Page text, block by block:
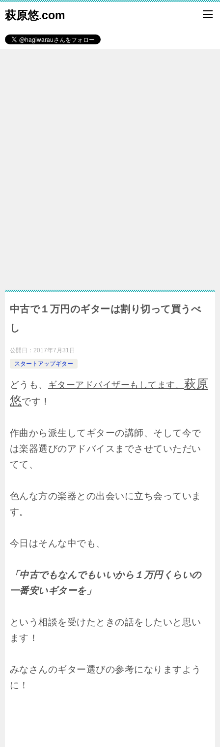
萩原悠.com
中古で１万円のギターは割り切って買うべ
し
公開日： 2017年7月31日
スタートアップギター
どうも、 ギターアドバイザーもしてます、 萩原
悠です！
作曲から派生してギターの講師、そして今で
は楽器選びのアドバイスまでさせていただい
てて、
色んな方の楽器との出会いに立ち会っていま
す。
今日はそんな中でも、
「中古でもなんでもいいから１万円くらいの
一番安いギターを」
という相談を受けたときの話をしたいと思い
ます！
みなさんのギター選びの参考になりますよう
に！